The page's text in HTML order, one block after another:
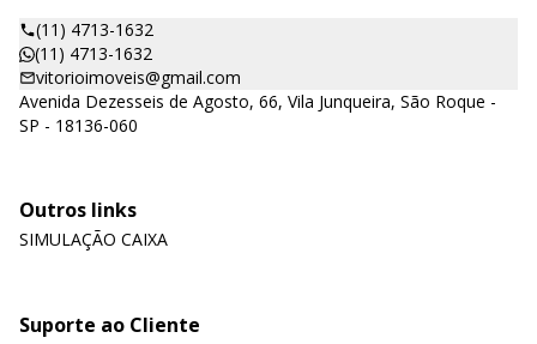
(11) 4713-1632
(11) 4713-1632
vitorioimoveis@gmail.com
Avenida Dezesseis de Agosto, 66, Vila Junqueira, São Roque -
SP - 18136-060
Outros links
SIMULAÇÃO CAIXA
Suporte ao Cliente